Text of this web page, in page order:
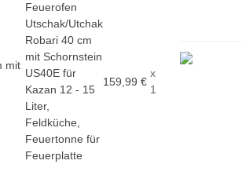
Feuerofen
Utschak/Utchak
Robari 40 cm
mit Schornstein
US40E für
Kazan 12 - 15
Liter,
Feldküche,
Feuertonne für
Feuerplatte
159,99 €
x
1